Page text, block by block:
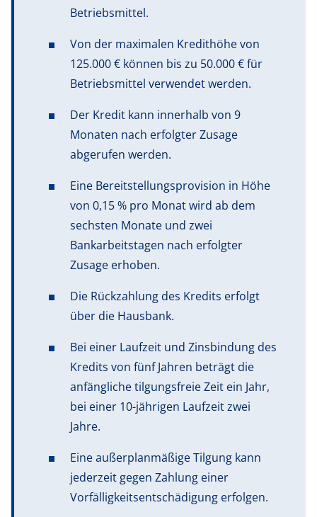
Betriebsmittel.
Von der maximalen Kredithöhe von
125.000 € können bis zu 50.000 € für
Betriebsmittel verwendet werden.
Der Kredit kann innerhalb von 9
Monaten nach erfolgter Zusage
abgerufen werden.
Eine Bereitstellungsprovision in Höhe
von 0,15 % pro Monat wird ab dem
sechsten Monate und zwei
Bankarbeitstagen nach erfolgter
Zusage erhoben.
Die Rückzahlung des Kredits erfolgt
über die Hausbank.
Bei einer Laufzeit und Zinsbindung des
Kredits von fünf Jahren beträgt die
anfängliche tilgungsfreie Zeit ein Jahr,
bei einer 10-jährigen Laufzeit zwei
Jahre.
Eine außerplanmäßige Tilgung kann
jederzeit gegen Zahlung einer
Vorfälligkeitsentschädigung erfolgen.